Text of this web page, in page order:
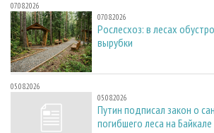
07.08.2026
07.08.2026
Рослесхоз: в лесах
вырубки
05.08.2026
05.08.2026
Путин подписал закон о
погибшего леса на Байкале